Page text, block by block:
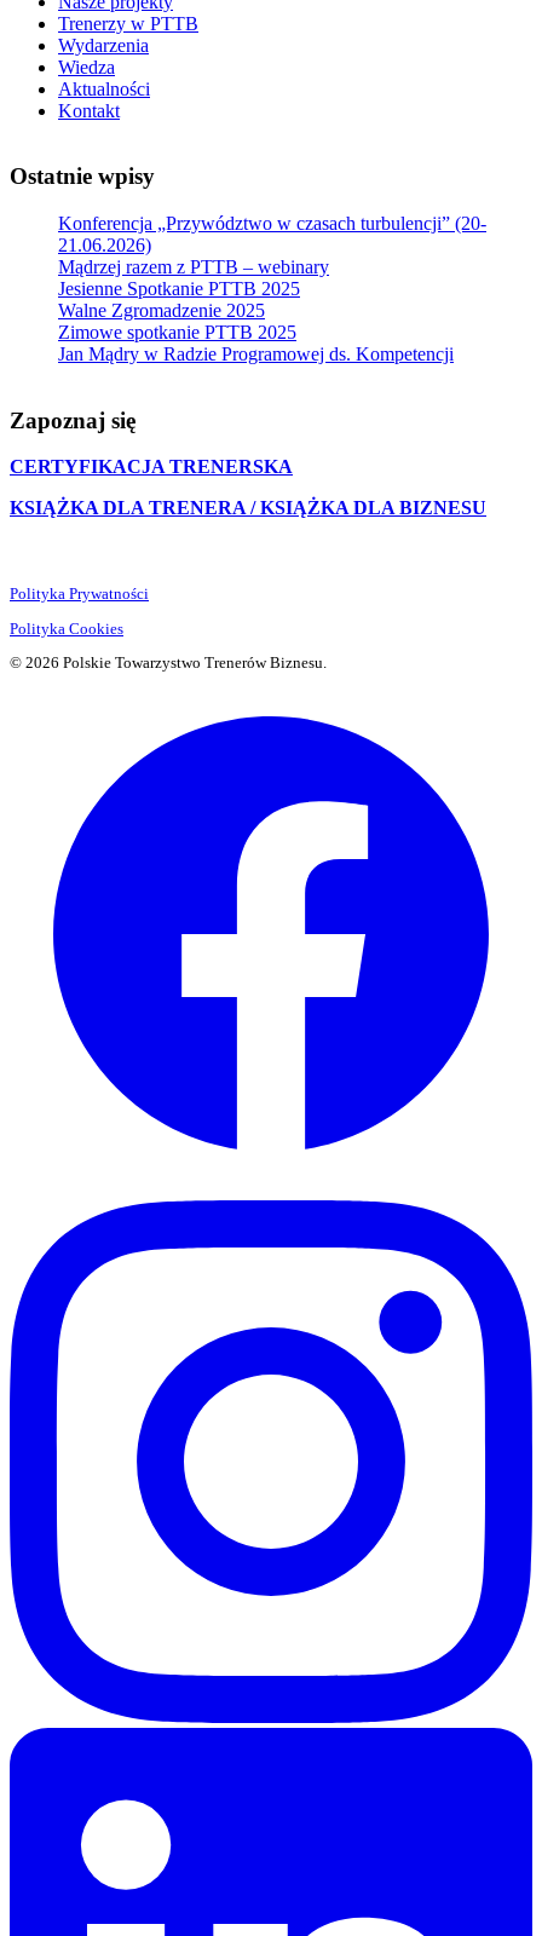
Trenerzy w PTTB
Wydarzenia
Wiedza
Aktualności
Kontakt
Ostatnie wpisy
Konferencja „Przywództwo w czasach turbulencji” (20-
21.06.2026)
Mądrzej razem z PTTB – webinary
Jesienne Spotkanie PTTB 2025
Walne Zgromadzenie 2025
Zimowe spotkanie PTTB 2025
Jan Mądry w Radzie Programowej ds. Kompetencji
Zapoznaj się
CERTYFIKACJA TRENERSKA
KSIĄŻKA DLA TRENERA / KSIĄŻKA DLA BIZNESU
Polityka Prywatności
Polityka Cookies
© 2026 Polskie Towarzystwo Trenerów Biznesu.